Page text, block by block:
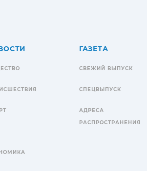
ГАЗЕТА
СВЕЖИЙ ВЫПУСК
СПЕЦВЫПУСК
АДРЕСА
РАСПРОСТРАНЕНИЯ